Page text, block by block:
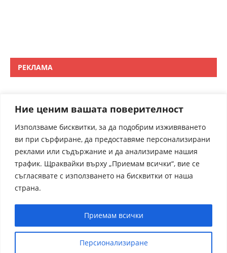
Ние ценим вашата поверителност
Използваме бисквитки, за да подобрим изживяването
ви при сърфиране, да предоставяме персонализирани
реклами или съдържание и да анализираме нашия
трафик. Щраквайки върху „Приемам всички“, вие се
съгласявате с използването на бисквитки от наша
страна.
Персионализиране
Приемам всички
РЕКЛАМА